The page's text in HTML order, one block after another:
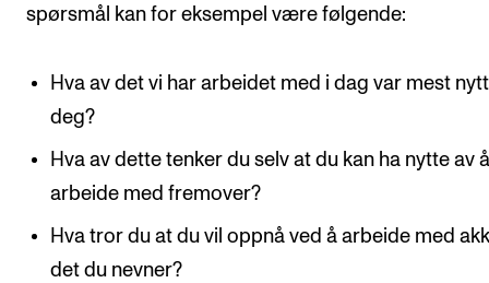
spørsmål kan for eksempel være følgende:
Hva av det vi har arbeidet med i dag var mest
deg?
Hva av dette tenker du selv at du kan ha nytte av
arbeide med fremover?
Hva tror du at du vil oppnå ved å arbeide med
det du nevner?